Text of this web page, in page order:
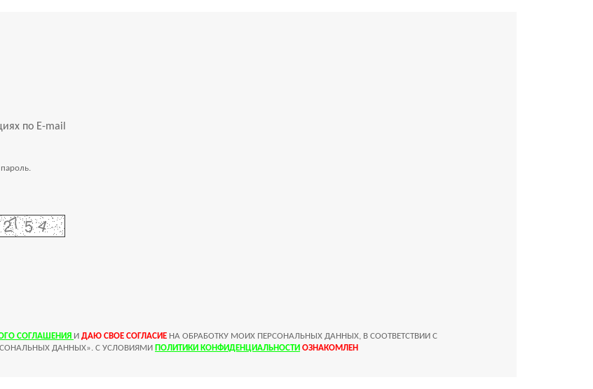
по E-mail
СОГЛАШЕНИЯ И ДАЮ СВОЕ СОГЛАСИЕ НА ОБРАБОТКУ МОИХ ПЕРСОНАЛЬНЫХ ДАННЫХ, В СООТВЕТСТВИИ С
ДАННЫХ». С УСЛОВИЯМИ ПОЛИТИКИ КОНФИДЕНЦИАЛЬНОСТИ ОЗНАКОМЛЕН